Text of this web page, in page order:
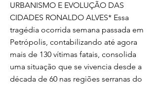
URBANISMO E EVOLUÇÃO DAS
CIDADES RONALDO ALVES* Essa
tragédia ocorrida semana passada em
Petrópolis, contabilizando até agora
mais de 130 vítimas fatais, consolida
uma situação que se vivencia desde a
década de 60 nas regiões serranas do